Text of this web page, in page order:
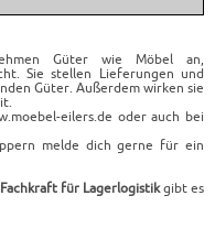
Güter wie Möbel an,
Sie stellen Lieferungen und
Güter. Außerdem wirken sie
eilers.de oder auch bei
melde dich gerne für ein
Fachkraft für Lagerlogistikgibt es